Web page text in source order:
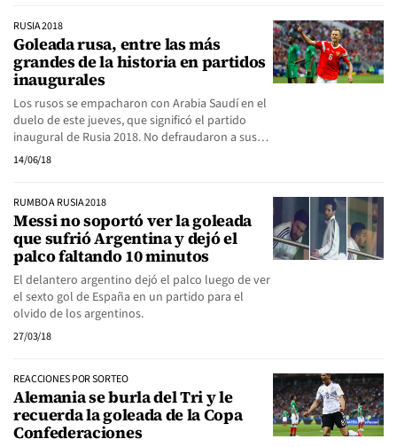
RUSIA 2018
Goleada rusa, entre las más
grandes de la historia en partidos
inaugurales
Los rusos se empacharon con Arabia Saudí en el
duelo de este jueves, que significó el partido
inaugural de Rusia 2018. No defraudaron a sus…
14/06/18
RUMBO A RUSIA 2018
Messi no soportó ver la goleada
que sufrió Argentina y dejó el
palco faltando 10 minutos
El delantero argentino dejó el palco luego de ver
el sexto gol de España en un partido para el
olvido de los argentinos.
27/03/18
REACCIONES POR SORTEO
Alemania se burla del Tri y le
recuerda la goleada de la Copa
Confederaciones